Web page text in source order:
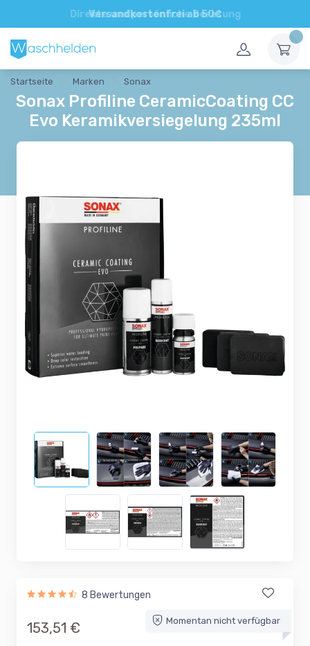
Direkte und persönliche Beratung
Startseite Marken Sonax
Sonax Profiline CeramicCoating CC
Evo Keramikversiegelung 235ml
8 Bewertungen
Momentan nicht verfügbar
153,51 €